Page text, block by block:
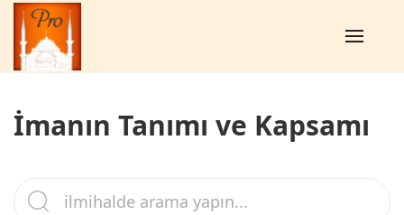
İmanın Tanımı ve Kapsamı